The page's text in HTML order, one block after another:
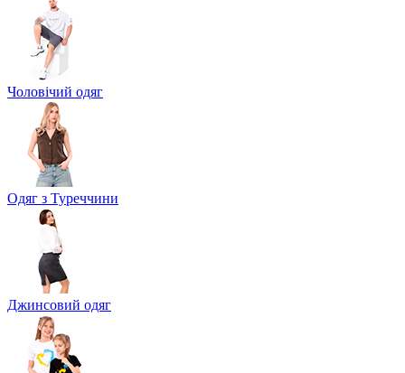
Чоловічий одяг
Одяг з Туреччини
Джинсовий одяг